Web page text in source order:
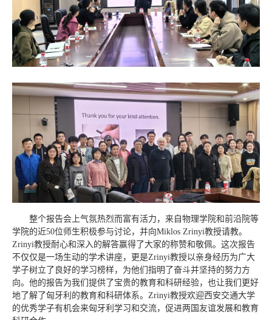
整个报告会上气氛热烈而富有活力，来自物理学院和前沿院等
学院的近50位师生积极参与讨论，并向Miklos Zrinyi教授请教。
Zrinyi教授耐心和深入的解答赢得了大家的称赞和敬佩。这次报告
不仅仅是一场生动的学术讲座，更是Zrinyi教授以亲身经历为广大
学子树立了良好的学习榜样，为他们指明了奋斗并坚持的努力方
向。他的报告为我们提供了宝贵的教育和科研经验，也让我们更好
地了解了匈牙利的教育和科研体系。Zrinyi教授欢迎西安交通大学
的优秀学子有机会来匈牙利学习和交流，促进两国友谊发展和教育